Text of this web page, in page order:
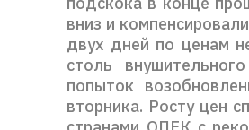
вниз и
двух дней по ценам
столь
попыток
вторника. Росту цен